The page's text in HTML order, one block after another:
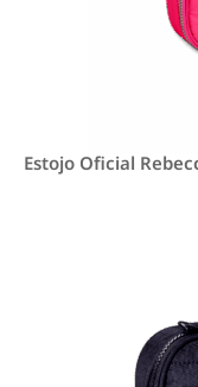
Estojo Oficial